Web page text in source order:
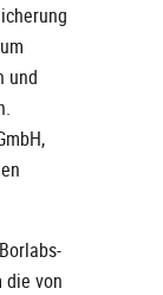
und
die von